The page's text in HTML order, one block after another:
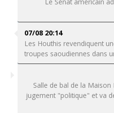
07/08 20:14
Les Houthis revendiquent
troupes saoudiennes dans
Salle de bal de la
jugement "politique" et va